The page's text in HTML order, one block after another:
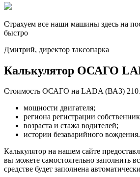
Страхуем все наши машины здесь на
быстро
Дмитрий, директор таксопарка
Калькулятор ОСАГО
Стоимость ОСАГО на LADA (ВАЗ) 2101
мощности двигателя;
региона регистрации
возраста и стажа водителей;
истории безаварийного вождения.
Калькулятор на нашем сайте
вы можете самостоятельно заполнить
средстве будет заполнена